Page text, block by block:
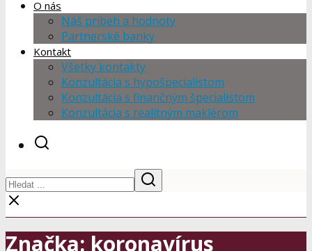
O nás
Náš príbeh a hodnoty
Partnerské banky
Kontakt
Všetky kontakty
Konzultácia s hypošpecialistom
Konzultácia s finančným špecialistom
Konzultácia s realitným maklérom
Značka: koronavírus